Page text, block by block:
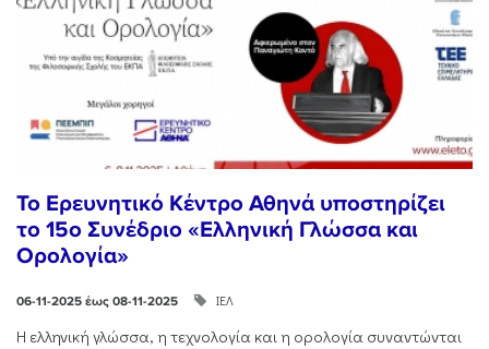
Το Ερευνητικό Κέντρο Αθηνά υποστηρίζει
το 15ο Συνέδριο «Ελληνική Γλώσσα και
Ορολογία»
06-11-2025 έως 08-11-2025 ΙΕΛ
Η ελληνική γλώσσα, η τεχνολογία και η ορολογία συναντώνται